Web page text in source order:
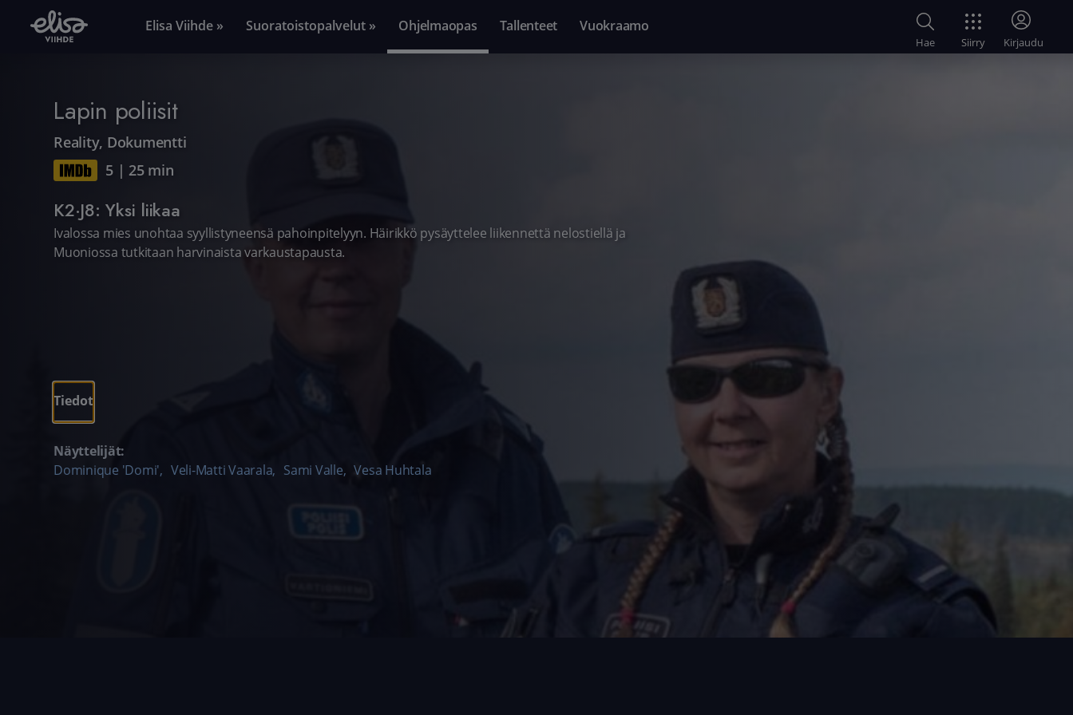
Elisa Viihde » Suoratoistopalvelut » Ohjelmaopas Tallenteet Vuokraamo
Hae Siirry Kirjaudu
Lapin poliisit
Reality, Dokumentti
5| 25 min
K2·J8: Yksi liikaa
Ivalossa mies unohtaa syyllistyneensä pahoinpitelyyn. Häirikkö pysäyttelee liikennettä nelostiellä ja
Muoniossa tutkitaan harvinaista varkaustapausta.
Tiedot
Näyttelijät:
Dominique 'Domi', Veli-Matti Vaarala, Sami Valle, Vesa Huhtala